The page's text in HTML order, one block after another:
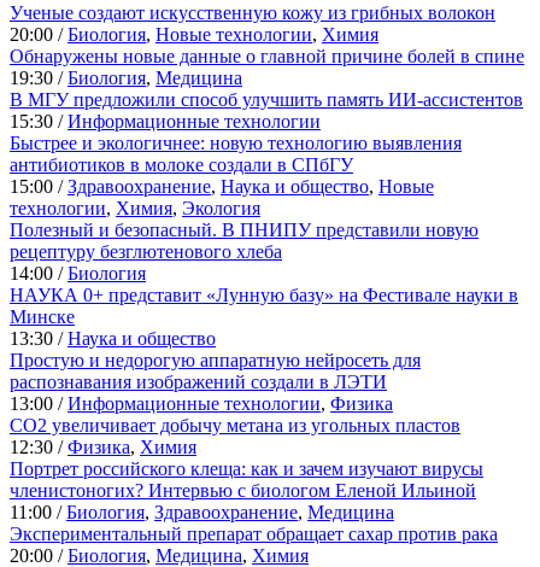
Ученые создают искусственную кожу из грибных волокон
20:00 /Биология, Новые технологии, Химия
Обнаружены новые данные о главной причине болей в спине
19:30 /Биология, Медицина
В МГУ предложили способ улучшить память ИИ-ассистентов
15:30 /Информационные технологии
Быстрее и экологичнее: новую технологию выявления
антибиотиков в молоке создали в СПбГУ
15:00 /Здравоохранение, Наука и общество, Новые
технологии, Химия, Экология
Полезный и безопасный. В ПНИПУ представили новую
рецептуру безглютенового хлеба
14:00 /Биология
НАУКА 0+ представит «Лунную базу» на Фестивале науки в
Минске
13:30 /Наука и общество
Простую и недорогую аппаратную нейросеть для
распознавания изображений создали в ЛЭТИ
13:00 /Информационные технологии, Физика
CO2 увеличивает добычу метана из угольных пластов
12:30 /Физика, Химия
Портрет российского клеща: как и зачем изучают вирусы
членистоногих? Интервью с биологом Еленой Ильиной
11:00 /Биология, Здравоохранение, Медицина
Экспериментальный препарат обращает сахар против рака
20:00 /Биология, Медицина, Химия